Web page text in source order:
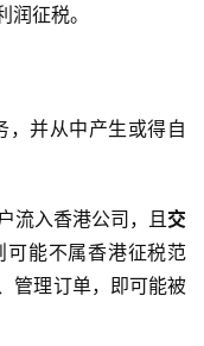
润征税。
，并从中产生或得自
流入香港公司，且交
可能不属香港征税范
管理订单，即可能被